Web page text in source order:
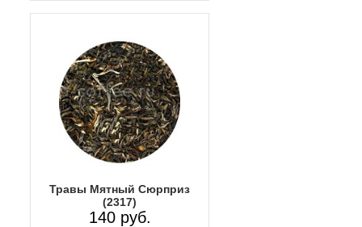
Травы Мятный Сюрприз
(2317)
140 руб.